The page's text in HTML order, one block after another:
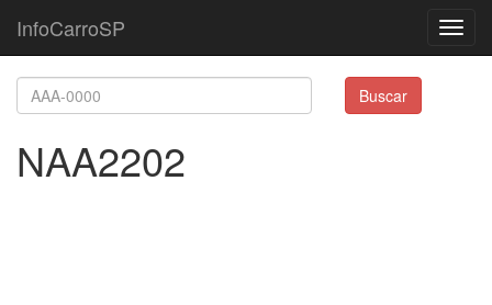
InfoCarroSP
Buscar
NAA2202